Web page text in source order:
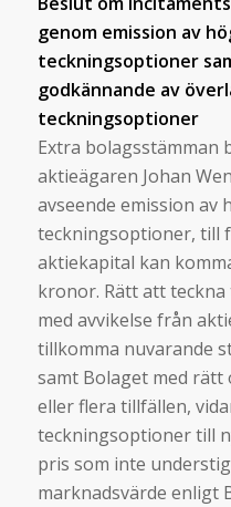
genom emission av
teckningsoptioner
godkännande av
teckningsoptioner
Extra bolagsstämman
aktieägaren Johan
avseende emission av
teckningsoptioner, till
aktiekapital kan
kronor. Rätt att
med avvikelse från
tillkomma nuvarande
samt Bolaget med rätt
eller flera tillfällen,
teckningsoptioner till
pris som inte
marknadsvärde enligt